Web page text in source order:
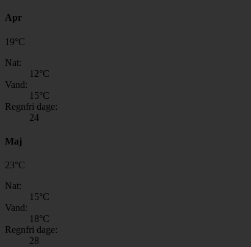
Apr
19°C
Nat:
12°C
Vand:
15°C
Regnfri dage:
24
Maj
23°C
Nat:
15°C
Vand:
18°C
Regnfri dage:
28